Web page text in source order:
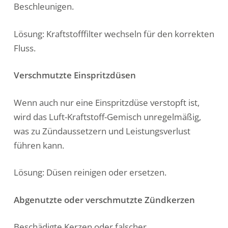
Beschleunigen.
Lösung: Kraftstofffilter wechseln für den korrekten
Fluss.
Verschmutzte Einspritzdüsen
Wenn auch nur eine Einspritzdüse verstopft ist,
wird das Luft-Kraftstoff-Gemisch unregelmäßig,
was zu Zündaussetzern und Leistungsverlust
führen kann.
Lösung: Düsen reinigen oder ersetzen.
Abgenutzte oder verschmutzte Zündkerzen